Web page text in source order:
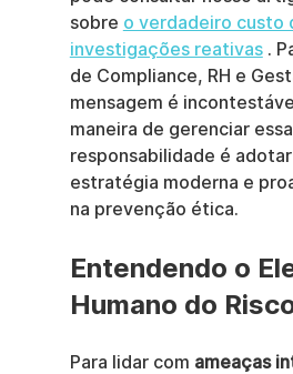
sobre o verdadeiro custo
investigações reativas .
de Compliance, RH e
mensagem é
maneira de gerenciar
responsabilidade é adotar
estratégia moderna e
na prevenção ética.
Entendendo o
Humano do
Para lidar com ameaças